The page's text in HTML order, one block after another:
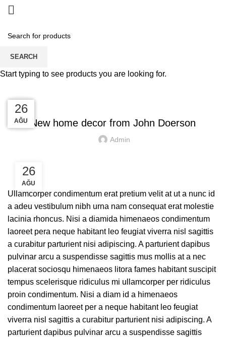
New home decor from John Doerson
Admin
26
AĞU
Ullamcorper condimentum erat pretium velit at ut a nunc id
a adeu vestibulum nibh urna nam consequat erat molestie
lacinia rhoncus. Nisi a diamida himenaeos condimentum
laoreet pera neque habitant leo feugiat viverra nisl sagittis
a curabitur parturient nisi adipiscing. A parturient dapibus
pulvinar arcu a suspendisse sagittis mus mollis at a nec
placerat sociosqu himenaeos litora fames habitant suscipit
tempus scelerisque ridiculus mi ullamcorper per ridiculus
proin condimentum. Nisi a diam id a himenaeos
condimentum laoreet per a neque habitant leo feugiat
viverra nisl sagittis a curabitur parturient nisi adipiscing. A
parturient dapibus pulvinar arcu a suspendisse sagittis
27
AĞU
27
AĞU
26
AĞU
26
AĞU
SEARCH
Start typing to see products you are looking for.